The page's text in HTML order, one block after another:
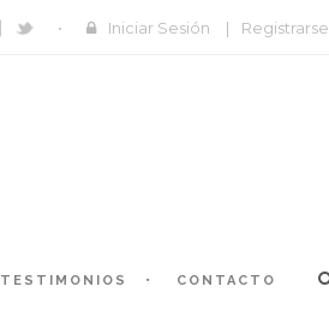
Iniciar Sesión | Registrarse
TESTIMONIOS CONTACTO